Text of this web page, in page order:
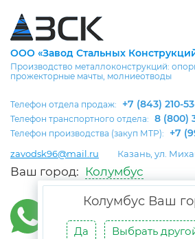
ООО «Завод Стальных
Производство металлоконструкций:
прожекторные мачты, молниеотводы
Телефон отдела продаж: +7 (843) 210-
Телефон транспортного отдела: 8 (800)
Телефон производства (закуп МТР): +7
zavodsk96@mail.ru Казань, ул.
Ваш город: Колумбус
Колумбус Ваш
Да Выбрать